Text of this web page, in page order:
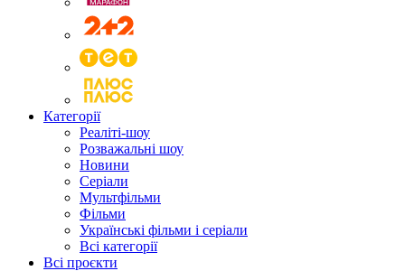
Категорії
Реаліті-шоу
Розважальні шоу
Новини
Серіали
Мультфільми
Фільми
Українські фільми і серіали
Всі категорії
Всі проєкти